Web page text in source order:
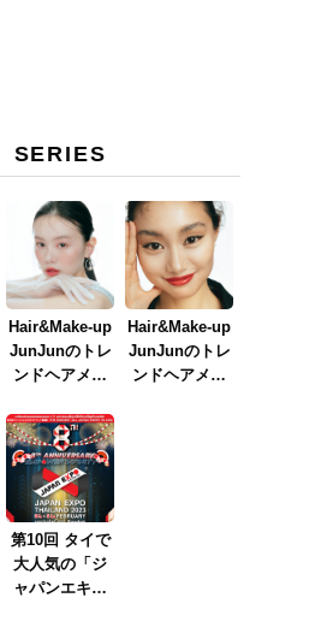
SERIES
Hair&Make-up
JunJunのトレ
ンドヘアメイ
イク
ver.2023』
Hair&Make-up
JunJunのトレ
ンドヘアメイ
第10回 タイで
大人気の「ジ
ャパンエキス